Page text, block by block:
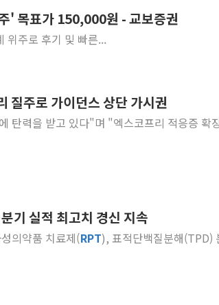
청양 밭에서 일하던
주말 무더위·열대야
오세훈 "용산공원 주
' 목표가 150,000원 - 교보증권
주로 후기 및 빠른...
질주로 가이던스 상단 가시권
탄력을 받고 있다"며 "엑스코프리 적응증 확
실적 최고치 경신 지속
의약품 치료제(RPT), 표적단백질분해(TPD)